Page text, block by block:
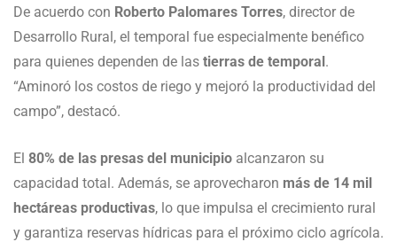
De acuerdo con Roberto Palomares Torres, director de
Desarrollo Rural, el temporal fue especialmente benéfico
para quienes dependen de las tierras de temporal.
“Aminoró los costos de riego y mejoró la productividad del
campo”, destacó.
El 80% de las presas del municipio alcanzaron su
capacidad total. Además, se aprovecharon más de 14 mil
hectáreas productivas, lo que impulsa el crecimiento rural
y garantiza reservas hídricas para el próximo ciclo agrícola.